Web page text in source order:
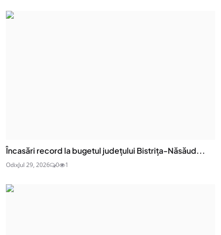
Încasări record la bugetul județului Bistrița-Năsăud...
OdixJul 29, 2026 0 1